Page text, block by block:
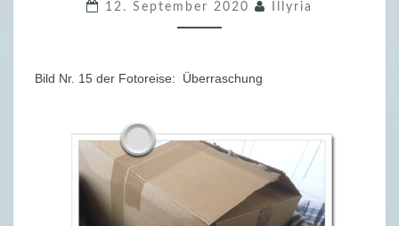
O
12. September 2020 Illyria
Bild Nr. 15 der Fotoreise: Überraschung